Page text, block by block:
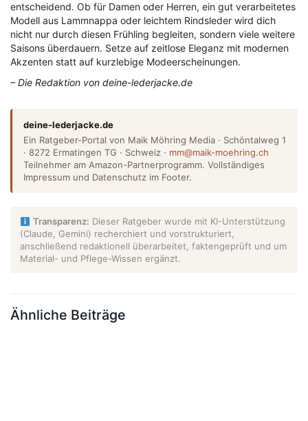
entscheidend. Ob für Damen oder Herren, ein gut verarbeitetes
Modell aus Lammnappa oder leichtem Rindsleder wird dich
nicht nur durch diesen Frühling begleiten, sondern viele weitere
Saisons überdauern. Setze auf zeitlose Eleganz mit modernen
Akzenten statt auf kurzlebige Modeerscheinungen.
– Die Redaktion von deine-lederjacke.de
deine-lederjacke.de
Ein Ratgeber-Portal von Maik Möhring Media · Schöntalweg 1
· 8272 Ermatingen TG · Schweiz · mm@maik-moehring.ch
Teilnehmer am Amazon-Partnerprogramm. Vollständiges
Impressum und Datenschutz im Footer.
Transparenz: Dieser Ratgeber wurde mit KI-Unterstützung
(Claude, Gemini) recherchiert und vorstrukturiert,
anschließend redaktionell überarbeitet, faktengeprüft und um
Material- und Pflege-Wissen ergänzt.
Ähnliche Beiträge